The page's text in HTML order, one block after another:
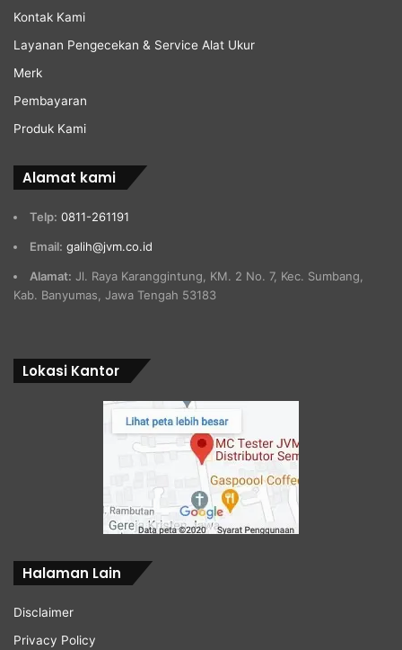
Kontak Kami
Layanan Pengecekan & Service Alat Ukur
Merk
Pembayaran
Produk Kami
Alamat kami
Telp: 0811-261191
Email: galih@jvm.co.id
Alamat: Jl. Raya Karanggintung, KM. 2 No. 7, Kec. Sumbang,
Kab. Banyumas, Jawa Tengah 53183
Lokasi Kantor
Halaman Lain
Disclaimer
Privacy Policy